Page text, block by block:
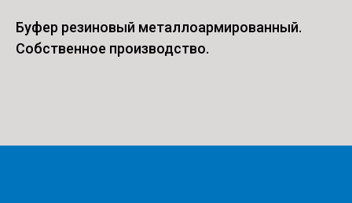
Буфер резиновый металлоармированный.
Собственное производство.